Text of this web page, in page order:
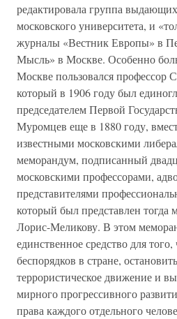
редактировала группа
московского университета, и
журналы «Вестник Европы» в
Мысль» в Москве. Особенно
Москве пользовался профессор
который в 1906 году был
председателем Первой
Муромцев еще в 1880 году,
известными московскими
меморандум, подписанный
московскими профессорами,
представителями
который был представлен тогда
Лорис-Меликову. В этом
единственное средство для
беспорядков в стране,
террористическое движение и
мирного прогрессивного
права каждого отдельного